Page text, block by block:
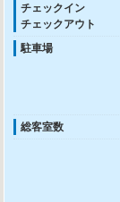
チェックイン
チェックアウト
駐車場
総客室数